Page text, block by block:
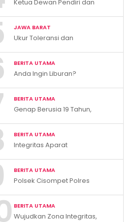
Ketua Dewan Pendiri dan
Ivan Rivky Kabira Berikan
Peryataan Sikap Terkait “XTC
JAWA BARAT
Ukur Toleransi dan
Luncurkan E-Survey Indeks
Harmoni Indonesia 2026
BERITA UTAMA
Anda Ingin Liburan?
Panas Cileungsing
Sumedang!
BERITA UTAMA
Genap Berusia 19 Tahun,
Catat Tren Positif Indikator
Makro Ekonomi
BERITA UTAMA
Integritas Aparat
Kapolres Blora Buka Bukti
Tuduhan ke Wartawan
BERITA UTAMA
Polsek Cisompet Polres
Pencurian Sepeda Motor
BERITA UTAMA
Wujudkan Zona Integritas,